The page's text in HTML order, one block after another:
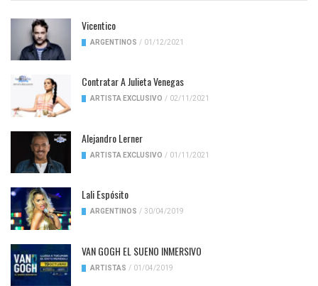
Vicentico
ARGENTINOS / 01/12/2021
Contratar A Julieta Venegas
ARTISTA EXCLUSIVO / 02/11/2021
Alejandro Lerner
ARTISTA EXCLUSIVO / 01/11/2021
Lali Espósito
ARGENTINOS / 30/04/2019
VAN GOGH EL SUENO INMERSIVO
ARTISTAS / 01/04/2019